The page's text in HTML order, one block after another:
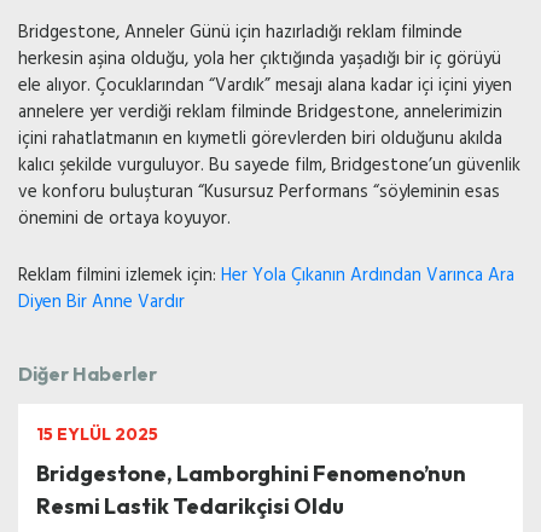
Bridgestone, Anneler Günü için hazırladığı reklam filminde
herkesin aşina olduğu, yola her çıktığında yaşadığı bir iç görüyü
ele alıyor. Çocuklarından “Vardık” mesajı alana kadar içi içini yiyen
annelere yer verdiği reklam filminde Bridgestone, annelerimizin
içini rahatlatmanın en kıymetli görevlerden biri olduğunu akılda
kalıcı şekilde vurguluyor. Bu sayede film, Bridgestone’un güvenlik
ve konforu buluşturan “Kusursuz Performans “söyleminin esas
önemini de ortaya koyuyor.
Reklam filmini izlemek için: Her Yola Çıkanın Ardından Varınca Ara
Diyen Bir Anne Vardır
Diğer Haberler
15 EYLÜL 2025
Bridgestone, Lamborghini Fenomeno’nun
Resmi Lastik Tedarikçisi Oldu